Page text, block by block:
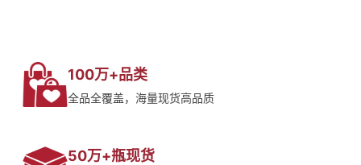
100万+品类
全品全覆盖，海量现货高品质
50万+瓶现货